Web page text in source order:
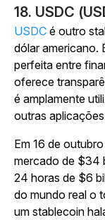
18. USDC
USDC é outro
dólar americano.
perfeita entre
oferece
é amplamente
outras
Em 16 de
mercado de $34
24 horas de $6
do mundo real o
um stablecoin